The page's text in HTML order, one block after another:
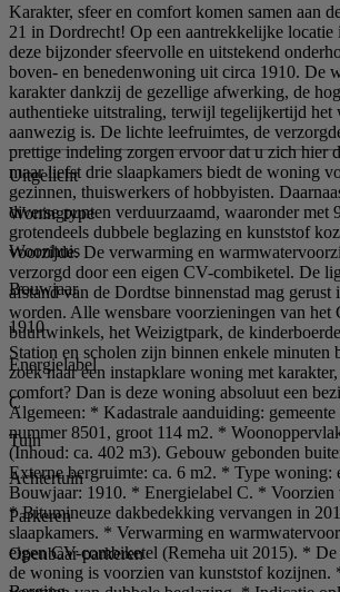
Karakter, sfeer en comfort komen samen aan
21 in Dordrecht! Op een aantrekkelijke locatie
deze bijzonder sfeervolle en uitstekend
boven- en benedenwoning uit circa 1910. De
karakter dankzij de gezellige afwerking, de
authentieke uitstraling, terwijl tegelijkertijd het
aanwezig is. De lichte leefruimtes, de
prettige indeling zorgen ervoor dat u zich hier
maar liefst drie slaapkamers biedt de woning
gezinnen, thuiswerkers of hobbyisten.
diverse punten verduurzaamd, waaronder met
grotendeels dubbele beglazing en kunststof
voorzijde. De verwarming en
verzorgd door een eigen CV-combiketel. De
afstand van de Dordtse binnenstad mag gerust
worden. Alle wensbare voorzieningen van het
buurtwinkels, het Weizigtpark, de
Station en scholen zijn binnen enkele minuten
zoek naar een instapklare woning met
comfort? Dan is deze woning absoluut een
Algemeen: * Kadastrale aanduiding:
nummer 8501, groot 114 m2. *
(Inhoud: ca. 402 m3). Gebouw gebonden
Externe bergruimte: ca. 6 m2. * Type woning:
Bouwjaar: 1910. * Energielabel C. * Voorzien
* Bitumineuze dakbedekking vervangen in
slaapkamers. * Verwarming en
eigen CV-combiketel (Remeha uit 2015). *
de woning is voorzien van kunststof kozijnen.
Uitgelicht
Woningtype
Woonhuis
Bouwjaar
1910
Energielabel
C
Tuin
Achtertuin
Parkeren
Openbaar parkeren